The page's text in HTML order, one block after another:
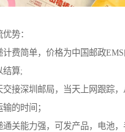
势：
计费简单，价格为中国邮政
结算;
交接深圳邮局，当天上网跟踪
的时间；
通关能力强，可发产品，电池，